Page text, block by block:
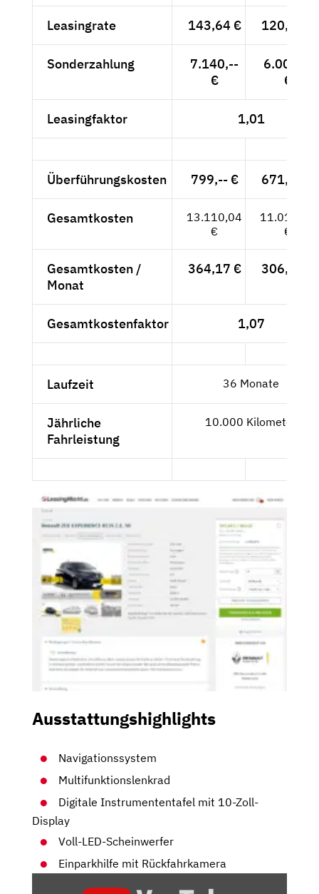
Leasingrate 143,64 € 120,71 €
Sonderzahlung
7.140,--
€
6.000,--
€
Leasingfaktor 1,01
Überführungskosten 799,-- € 671,43 €
Gesamtkosten
13.110,04
€
11.016,84
€
Gesamtkosten /
Monat
364,17 € 306,02 €
Gesamtkostenfaktor 1,07
Laufzeit 36 Monate
Jährliche
Fahrleistung
10.000 Kilometer
Ausstattungshighlights
Navigationssystem
Multifunktionslenkrad
Digitale Instrumententafel mit 10-Zoll-
Display
Voll-LED-Scheinwerfer
Einparkhilfe mit Rückfahrkamera